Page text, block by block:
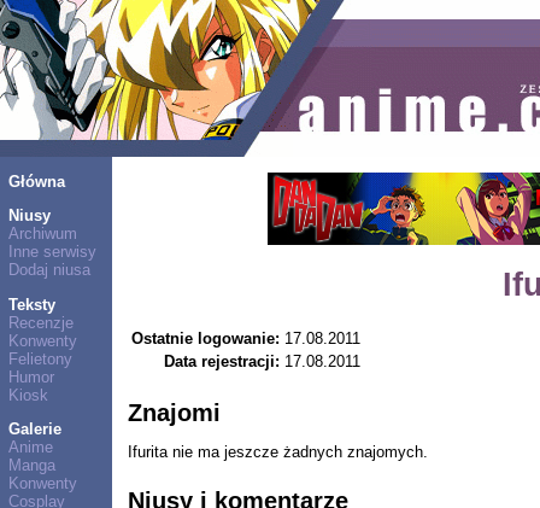
Główna
Niusy
Archiwum
Inne serwisy
Dodaj niusa
Teksty
Recenzje
Konwenty
Felietony
Humor
Kiosk
Galerie
Anime
Manga
Konwenty
Cosplay
Ostatnie logowanie: 17.08.2011
Data rejestracji: 17.08.2011
Znajomi
Ifurita nie ma jeszcze żadnych znajomych.
Niusy i komentarze